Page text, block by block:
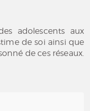
adolescents aux
de soi ainsi que
de ces réseaux.